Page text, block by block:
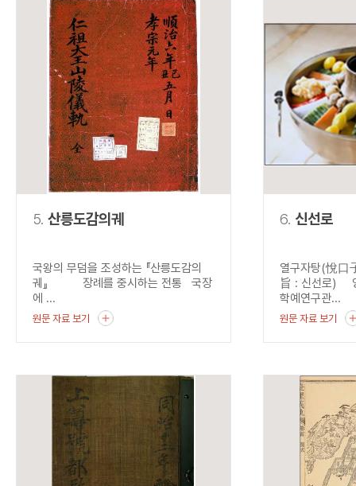
5. 산릉도감의궤
국왕의 무덤을 조성하는 『산릉도감의
궤』 장례를 중시하는 전통 국장
에 ...
원문 자료 보기
6. 신선로
열구자탕(悅
旨 : 신선로)
학예연구관...
원문 자료 보기